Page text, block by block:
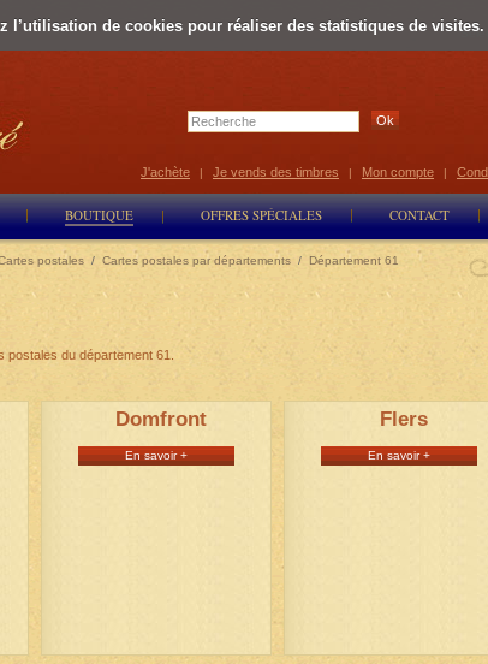
l’utilisation de cookies pour réaliser des statistiques de visites.
BOUTIQUE OFFRES SPÉCIALES CONTACT
J'achète | Je vends des timbres | Mon compte |
postales / Cartes postales par départements / Département 61
du département 61.
Domfront
En savoir +
Flers
En savoir +